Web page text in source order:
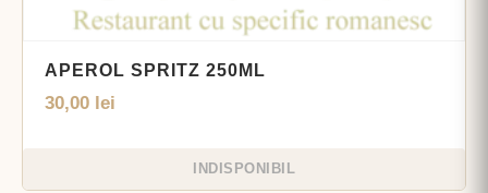
APEROL SPRITZ 250ML
30,00 lei
INDISPONIBIL